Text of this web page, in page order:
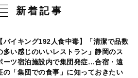
新着記事
【バイキング192人食中毒】「清潔で品数
多い感じのいいレストラン」静岡のス
ーツ宿泊施設内で集団発症…合宿・遠
の「集団での食事」に知っておきたい